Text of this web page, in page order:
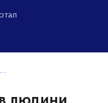
Дотримання прав людини та ґендерної політики